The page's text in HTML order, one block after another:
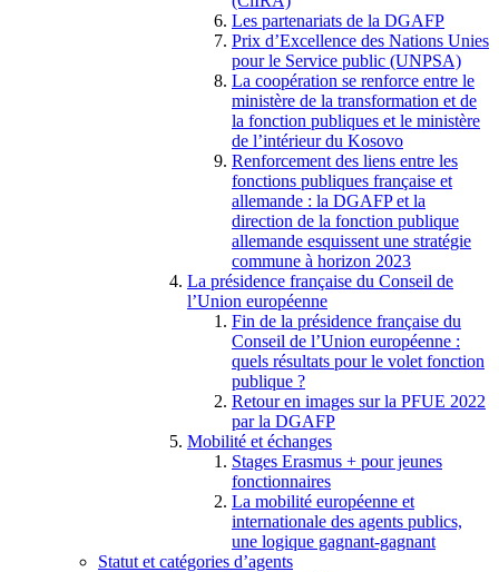
Les partenariats de la DGAFP
Prix d’Excellence des Nations Unies
pour le Service public (UNPSA)
La coopération se renforce entre le
ministère de la transformation et de
la fonction publiques et le ministère
de l’intérieur du Kosovo
Renforcement des liens entre les
fonctions publiques française et
allemande : la DGAFP et la
direction de la fonction publique
allemande esquissent une stratégie
commune à horizon 2023
La présidence française du Conseil de
l’Union européenne
Fin de la présidence française du
Conseil de l’Union européenne :
quels résultats pour le volet fonction
publique ?
Retour en images sur la PFUE 2022
par la DGAFP
Mobilité et échanges
Stages Erasmus + pour jeunes
fonctionnaires
La mobilité européenne et
internationale des agents publics,
une logique gagnant-gagnant
Statut et catégories d’agents